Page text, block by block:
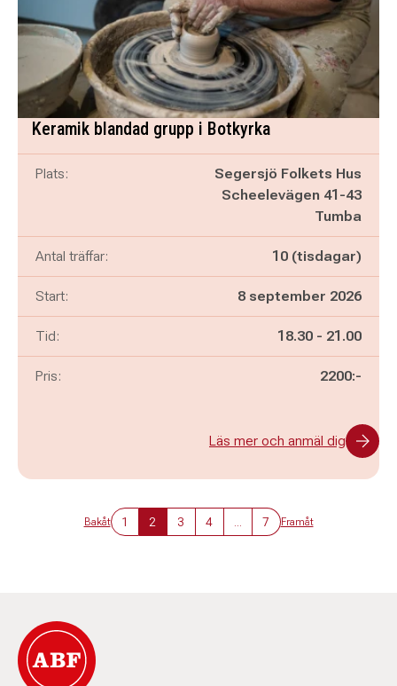
Keramik blandad grupp i Botkyrka
Plats:
Segersjö Folkets Hus
Scheelevägen 41-43
Tumba
Antal träffar: 10 (tisdagar)
Start: 8 september 2026
Tid: Pågår mellan
18.30 - och
21.00
Pris: 2200:-
Läs mer och anmäl dig
Bakåt 1 2 3 4 7 Framåt